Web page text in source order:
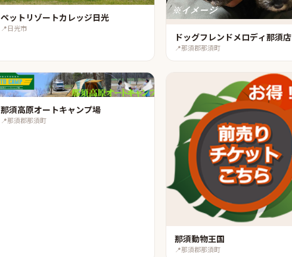
ペットリゾートカレッジ日光
📍日光市
ドッグフレンドメロディ那須店
📍那須郡那須町
那須高原オートキャンプ場
📍那須郡那須町
那須動物王国
📍那須郡那須町